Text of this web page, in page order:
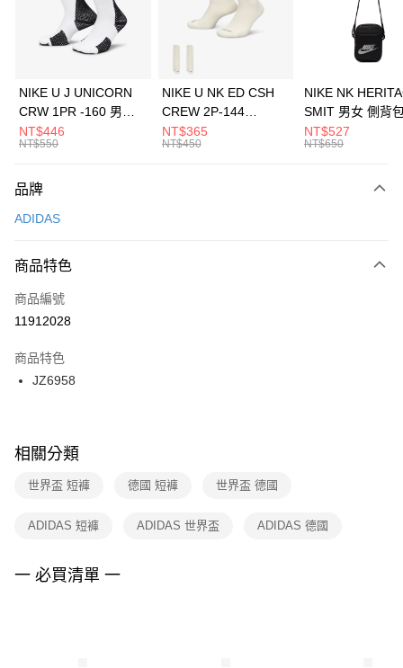
合作金庫商業銀行
第一商業銀行
華南商業銀行
彰化商業銀行
上海商業儲蓄銀行
元大商業銀行
台灣樂天信用卡公司
Apple Pay
全盈+PAY
AFTEE先享後付
【關於「AFTEE先享後付」】
便利好安心！
３．安心：先確認商品／服務後，再付款。
【「AFTEE先享後付」結帳流程】
１．於結帳方式選擇「AFTEE先享後付」後，將跳轉至「AFTEE先享後付」
２．訂單成立數日內，您將收到繳費通知簡訊。
３．收到繳費通知簡訊後14天內，點擊此簡訊中的連結，可透過四大超商／
ATM／網路銀行／等多元方式進行付款，方視為交易完成。
※ 交易是否成功請以「AFTEE先享後付 」之結帳頁面顯示為準，若有關於
是否繳費成功／繳費後需取消欲退款等相關疑問，請聯繫「AFTEE先享後付
客戶支援中心」
https://netprotections.freshdesk.com/support/home
１．透過由恩沛科技股份有限公司提供之「AFTEE先享後付」服務完成之交
２．關於個人資料處理事宜，請瀏覽以下網址：
運送方式
每筆NT$100，滿NT$1,500(含以上)免運費
宅配
每筆NT$100，滿NT$1,500(含以上)免運費
付款後門市自取
每筆NT$100，滿NT$1,500(含以上)免運費
NIKE U J UNICORN
CRW 1PR -160 男女
中統襪 FZ3393100
NT$446
NT$550
NIKE U NK ED CSH
CREW 2P-144
EMBRDY 男女 短統襪
FZ3073133
NT$365
NT$450
NIKE NK
SMIT 男女 側背
BA5871010
NT$527
NT$650
品牌
ADIDAS
商品特色
商品編號
11912028
商品特色
JZ6958
相關分類
世界盃 短褲 德國 短褲 世界盃 德國
ADIDAS 短褲 ADIDAS 世界盃 ADIDAS 德國
一 必買清單 一